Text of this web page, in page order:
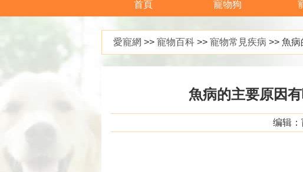
首頁 寵物狗
愛寵網 >> 寵物百科 >> 寵物常見疾病 >> 魚
魚病的主要原因
编辑